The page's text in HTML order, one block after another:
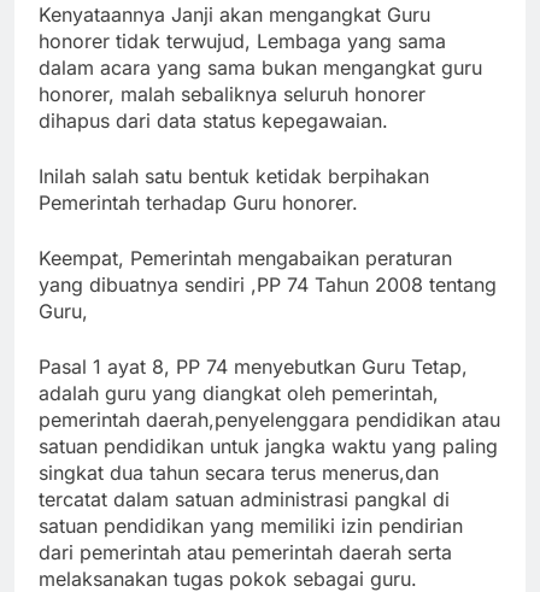
Kenyataannya Janji akan mengangkat Guru
honorer tidak terwujud, Lembaga yang sama
dalam acara yang sama bukan mengangkat guru
honorer, malah sebaliknya seluruh honorer
dihapus dari data status kepegawaian.
Inilah salah satu bentuk ketidak berpihakan
Pemerintah terhadap Guru honorer.
Keempat, Pemerintah mengabaikan peraturan
yang dibuatnya sendiri ,PP 74 Tahun 2008 tentang
Guru,
Pasal 1 ayat 8, PP 74 menyebutkan Guru Tetap,
adalah guru yang diangkat oleh pemerintah,
pemerintah daerah,penyelenggara pendidikan atau
satuan pendidikan untuk jangka waktu yang paling
singkat dua tahun secara terus menerus,dan
tercatat dalam satuan administrasi pangkal di
satuan pendidikan yang memiliki izin pendirian
dari pemerintah atau pemerintah daerah serta
melaksanakan tugas pokok sebagai guru.